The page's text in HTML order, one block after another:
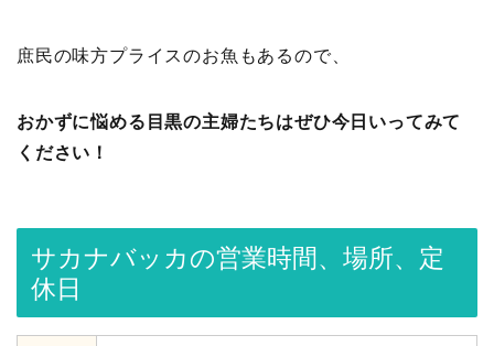
庶民の味方プライスのお魚もあるので、
おかずに悩める目黒の主婦たちはぜひ今日いってみて
ください！
サカナバッカの営業時間、場所、定
休日